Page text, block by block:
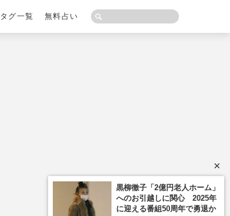
タグ一覧 無料占い
×
黒柳徹子「2億円老人ホーム」
へのお引越しに関心 2025年
に迎える番組50周年で勇退か